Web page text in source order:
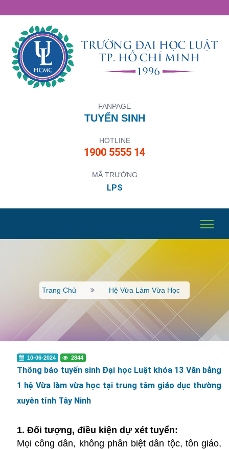
FANPAGE
TUYỂN SINH
HOTLINE
1900 5555 14
MÃ TRƯỜNG
LPS
Trang Chủ Hệ Vừa Làm Vừa Học
10-06-2024 2844
Thông báo tuyển sinh Đại học Luật khóa 13 Văn bằng
1 hệ Vừa làm vừa học tại trung tâm giáo dục thường
xuyên tỉnh Tây Ninh
1. Đối tượng, điều kiện dự xét tuyển:
Mọi công dân, không phân biệt dân tộc, tôn giáo,